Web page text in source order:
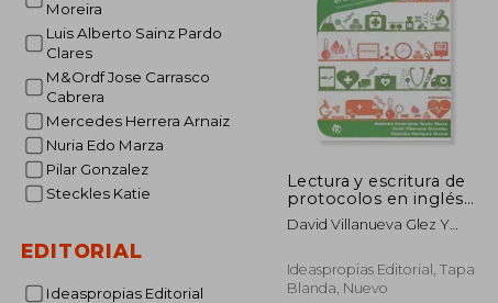
Moreira
Luis Alberto Sainz Pardo
Clares
M&Ordf Jose Carrasco
Cabrera
Mercedes Herrera Arnaiz
Nuria Edo Marza
Pilar Gonzalez
Steckles Katie
EDITORIAL
Ideaspropias Editorial
Lectura y escritura de
protocolos en inglés
de apoyo a la atención
telefónica en un
emergencias 112:
Comprensión y
David Villanueva Glez Y
Alejandra I. Souto Moure
Ideaspropias Editorial, Tapa
Blanda, Nuevo